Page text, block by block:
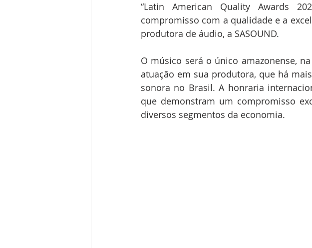
“Latin American Quality Awards
compromisso com a qualidade e a
produtora de áudio, a SASOUND.
O músico será o único amazonense,
atuação em sua produtora, que há
sonora no Brasil. A honraria
que demonstram um compromisso
diversos segmentos da economia.